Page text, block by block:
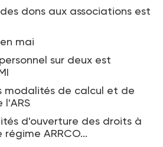
dons aux associations est
mai
sur deux est
modalités de calcul et de
l'ARS
d'ouverture des droits à
ARRCO...